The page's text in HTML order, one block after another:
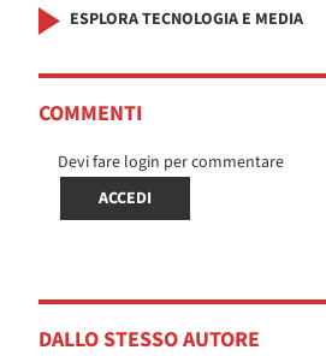
ESPLORA TECNOLOGIA E MEDIA
COMMENTI
Devi fare login per commentare
ACCEDI
DALLO STESSO AUTORE